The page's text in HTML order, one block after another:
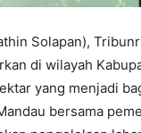
Solapan),
di wilayah
yang menjadi
bersama